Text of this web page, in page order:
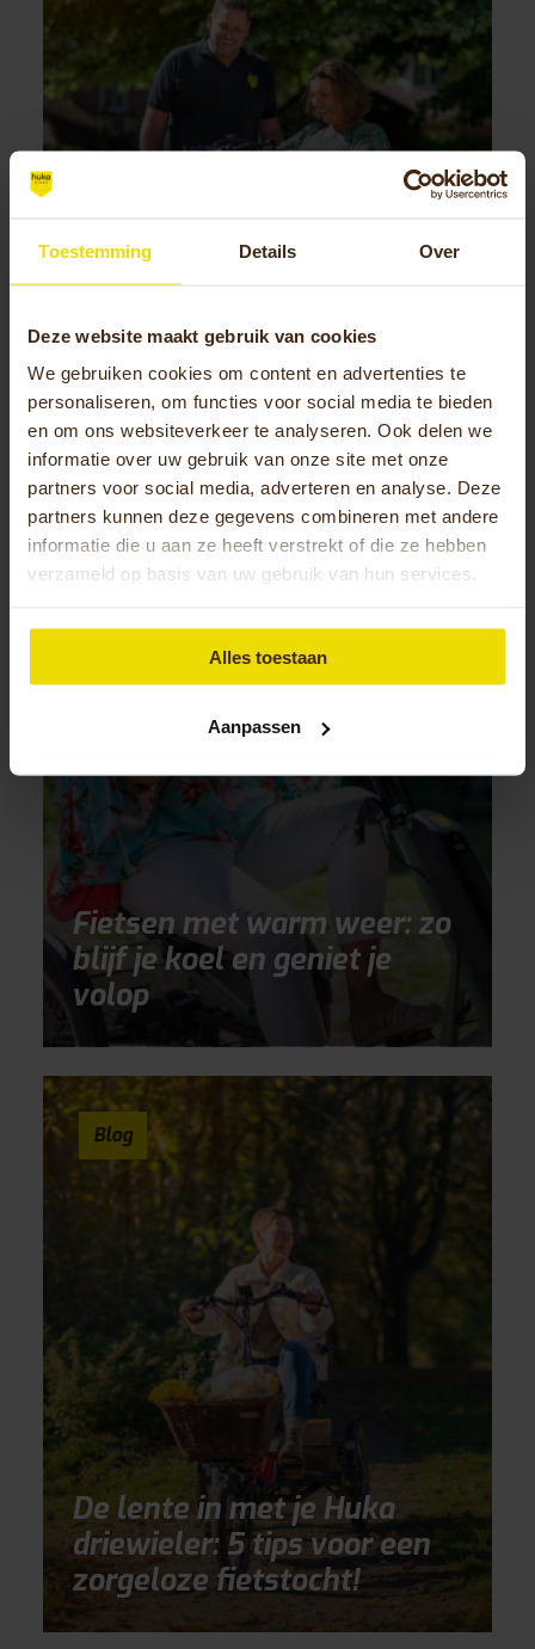
Toestemming Details Over
Deze website maakt gebruik van cookies
We gebruiken cookies om content en advertenties te
personaliseren, om functies voor social media te bieden
en om ons websiteverkeer te analyseren. Ook delen we
informatie over uw gebruik van onze site met onze
partners voor social media, adverteren en analyse. Deze
partners kunnen deze gegevens combineren met andere
informatie die u aan ze heeft verstrekt of die ze hebben
verzameld op basis van uw gebruik van hun services.
Alles toestaan
Aanpassen
Driewielfietsontdekdagen
Fietsersbond 2025
Blog
Fietsen met warm weer: zo
blijf je koel en geniet je
volop
Blog
De lente in met je Huka
driewieler: 5 tips voor een
zorgeloze fietstocht!